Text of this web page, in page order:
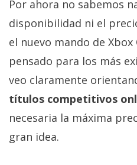
Por ahora no sabemos
disponibilidad ni el
el nuevo mando de
pensado para los más
veo claramente
títulos competitivos
necesaria la máxima
gran idea.